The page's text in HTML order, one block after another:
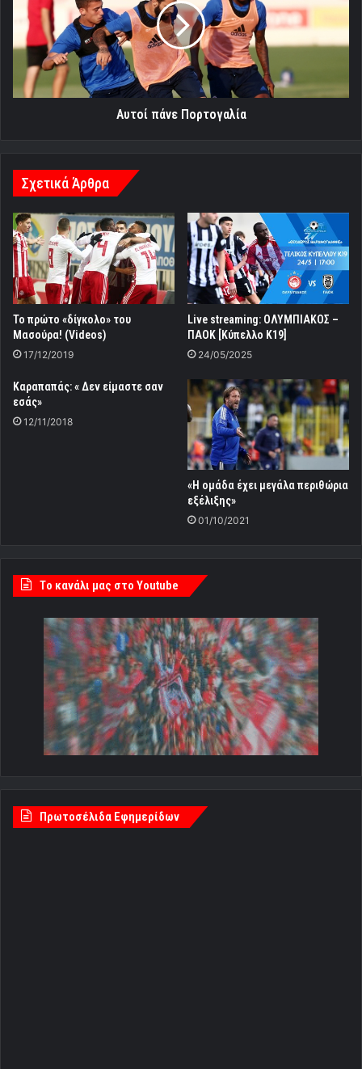
Αυτοί πάνε Πορτογαλία
Σχετικά Άρθρα
Το πρώτο «δίγκολο» του
Μασούρα! (Videos)
17/12/2019
Live streaming: ΟΛΥΜΠΙΑΚΟΣ –
ΠΑΟΚ [Κύπελλο Κ19]
24/05/2025
Καραπαπάς: « Δεν είμαστε σαν
εσάς»
12/11/2018
«Η ομάδα έχει μεγάλα περιθώρια
εξέλιξης»
01/10/2021
Tο κανάλι μας στο Youtube
Πρωτοσέλιδα Εφημερίδων